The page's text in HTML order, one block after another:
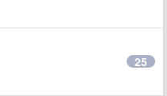
25